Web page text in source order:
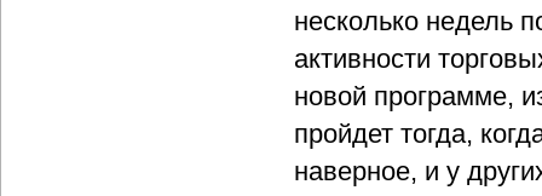
несколько недель
активности
новой программе,
пройдет тогда,
наверное, и у